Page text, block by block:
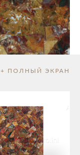
+ ПОЛНЫЙ ЭКРАН